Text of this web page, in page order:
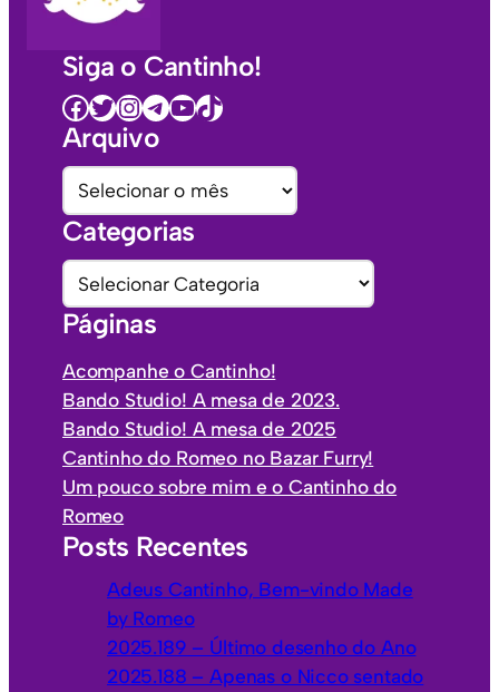
Siga o Cantinho!
Facebook Twitter InstagramTelegramYoutube TikTok
Arquivo
A
r
q
u
v
s
Categorias
C
a
t
e
g
o
i
a
s
Páginas
Acompanhe o Cantinho!
Bando Studio! A mesa de 2023.
Bando Studio! A mesa de 2025
Cantinho do Romeo no Bazar Furry!
Um pouco sobre mim e o Cantinho do
Romeo
Posts Recentes
Adeus Cantinho, Bem-vindo Made
by Romeo
2025.189 – Último desenho do Ano
2025.188 – Apenas o Nicco sentado